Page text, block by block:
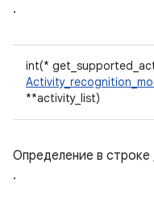
.
int(*
**activity_list)
Определение в строке
.